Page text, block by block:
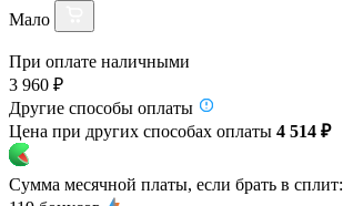
Мало
При оплате наличными
3 960 ₽
Другие способы оплаты
Цена при других способах оплаты 4 514 ₽
Сумма месячной платы, если брать в сплит: